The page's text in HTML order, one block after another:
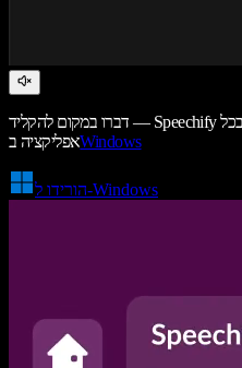
דברו במקום להקליד — Speechify מכתיב עבורכם ומקריא כל תוכן בקול, בכל
אפליקציה בWindows
הורידו ל-Windows